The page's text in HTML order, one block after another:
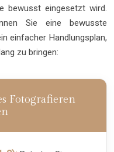
bewusst eingesetzt wird.
Sie eine bewusste
einfacher Handlungsplan,
zu bringen:
Fotografieren